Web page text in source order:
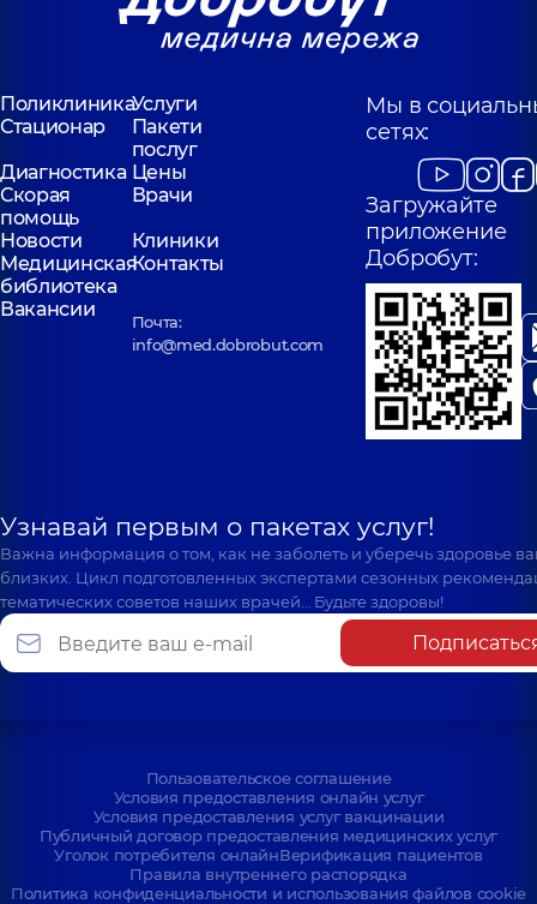
ПоликлиникаУслуги
Стационар
Пакети
послуг
Диагностика Цены
Скорая
помощь
Врачи
Новости
Клиники
Медицинская
библиотека
Контакты
Вакансии
Почта:
info@med.dobrobut.com
Мы в
сетях:
Загружайте
приложение
Добробут:
Узнавай первым о пакетах услуг!
Важна информация о том, как не заболеть и уберечь здоровье
близких. Цикл подготовленных экспертами сезонных
тематических советов наших врачей… Будьте здоровы!
Пользовательское соглашение
Условия предоставления онлайн услуг
Условия предоставления услуг вакцинации
Публичный договор предоставления медицинских услуг
Уголок потребителя онлайнВерификация пациентов
Правила внутреннего распорядка
Политика конфиденциальности и использования файлов cookie